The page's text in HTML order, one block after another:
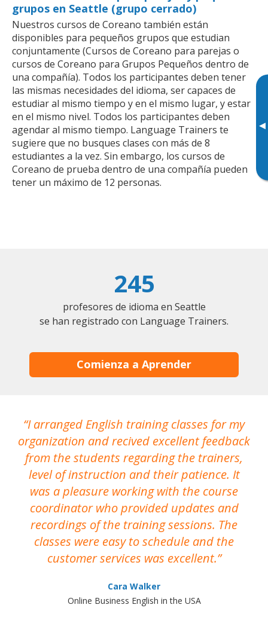
▸
grupos en Seattle (grupo cerrado)
Nuestros cursos de Coreano también están
disponibles para pequeños grupos que estudian
conjuntamente (Cursos de Coreano para parejas o
cursos de Coreano para Grupos Pequeños dentro de
una compañía). Todos los participantes deben tener
las mismas necesidades del idioma, ser capaces de
estudiar al mismo tiempo y en el mismo lugar, y estar
en el mismo nivel. Todos los participantes deben
agendar al mismo tiempo. Language Trainers te
sugiere que no busques clases con más de 8
estudiantes a la vez. Sin embargo, los cursos de
Coreano de prueba dentro de una compañía pueden
tener un máximo de 12 personas.
245
profesores de idioma en Seattle
se han registrado con Language Trainers.
Comienza a Aprender
I arranged English training classes for my
organization and recived excellent feedback
from the students regarding the trainers,
level of instruction and their patience. It
was a pleasure working with the course
coordinator who provided updates and
recordings of the training sessions. The
classes were easy to schedule and the
customer services was excellent.
Cara Walker
Online Business English in the USA